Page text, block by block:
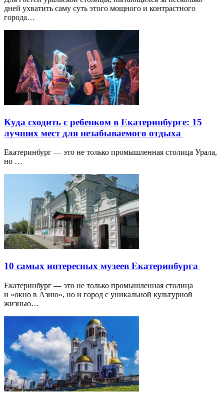
дней ухватить саму суть этого мощного и контрастного
города…
Куда сходить с ребенком в Екатеринбурге: 15
лучших мест для незабываемого отдыха
Екатеринбург — это не только промышленная столица Урала,
но …
10 самых интересных музеев Екатеринбурга
Екатеринбург — это не только промышленная столица
и «окно в Азию», но и город с уникальной культурной
жизнью…